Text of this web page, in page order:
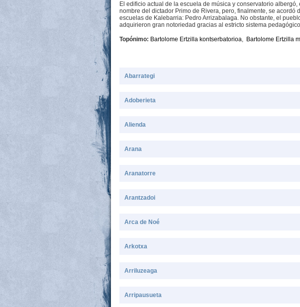
El edificio actual de la escuela de música y conservatorio
nombre del dictador Primo de Rivera, pero, finalmente, se
escuelas de Kalebarria: Pedro Arrizabalaga. No obstante, el
adquirieron gran notoriedad gracias al estricto sistema
Topónimo: Bartolome Ertzilla kontserbatorioa, Bartolome Ertzilla
Abarrategi
Adoberieta
Alienda
Arana
Aranatorre
Arantzadoi
Arca de Noé
Arkotxa
Arriluzeaga
Arripausueta